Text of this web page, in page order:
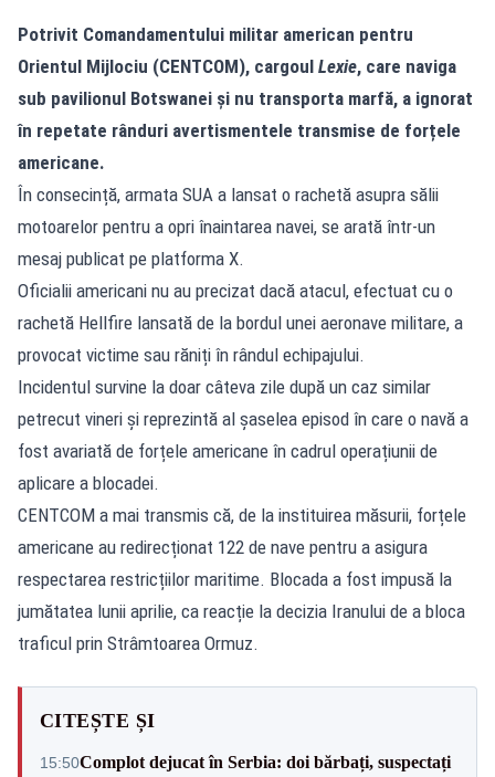
Potrivit Comandamentului militar american pentru
Orientul Mijlociu (CENTCOM), cargoul Lexie, care naviga
sub pavilionul Botswanei și nu transporta marfă, a ignorat
în repetate rânduri avertismentele transmise de forțele
americane.
În consecință, armata SUA a lansat o rachetă asupra sălii
motoarelor pentru a opri înaintarea navei, se arată într-un
mesaj publicat pe platforma X.
Oficialii americani nu au precizat dacă atacul, efectuat cu o
rachetă Hellfire lansată de la bordul unei aeronave militare, a
provocat victime sau răniți în rândul echipajului.
Incidentul survine la doar câteva zile după un caz similar
petrecut vineri și reprezintă al șaselea episod în care o navă a
fost avariată de forțele americane în cadrul operațiunii de
aplicare a blocadei.
CENTCOM a mai transmis că, de la instituirea măsurii, forțele
americane au redirecționat 122 de nave pentru a asigura
respectarea restricțiilor maritime. Blocada a fost impusă la
jumătatea lunii aprilie, ca reacție la decizia Iranului de a bloca
traficul prin Strâmtoarea Ormuz.
CITEȘTE ȘI
15:50Complot dejucat în Serbia: doi bărbați, suspectați